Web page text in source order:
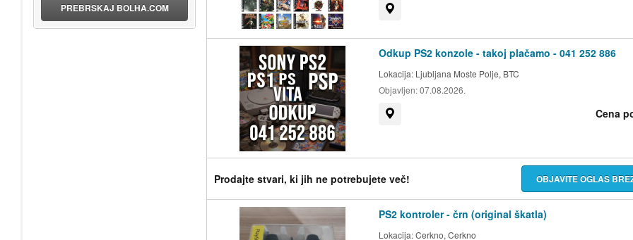
Odkup PS2 konzole - takoj plačamo - 041 252 886
Lokacija: Ljubljana Moste Polje, BTC
Objavljen:07.08.2026.
Cena
Prodajte stvari, ki jih ne potrebujete več! OBJAVITE OGLAS
PS2 kontroler - črn (original škatla)
Lokacija:Cerkno, Cerkno
PREBRSKAJ BOLHA.COM